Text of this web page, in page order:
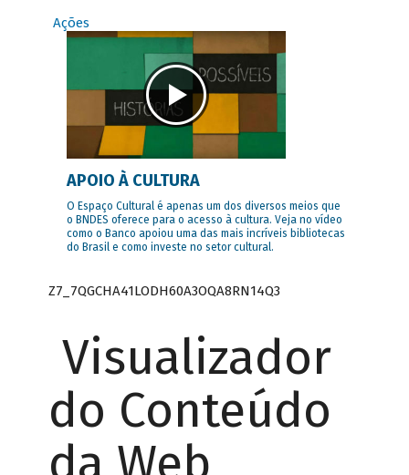
Ações
APOIO À CULTURA
O Espaço Cultural é apenas um dos diversos meios que
o BNDES oferece para o acesso à cultura. Veja no vídeo
como o Banco apoiou uma das mais incríveis bibliotecas
do Brasil e como investe no setor cultural.
Z7_7QGCHA41LODH60A3OQA8RN14Q3
Visualizador
do Conteúdo
da Web